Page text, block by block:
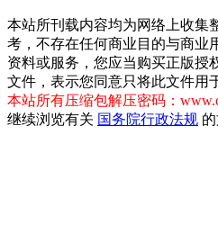
本站所刊载内容均为网络上收集
考，不存在任何商业目的与商业
资料或服务，您应当购买正版授
文件，表示您同意只将此文件用
本站所有压缩包解压密码：
继续浏览有关 国务院行政法规